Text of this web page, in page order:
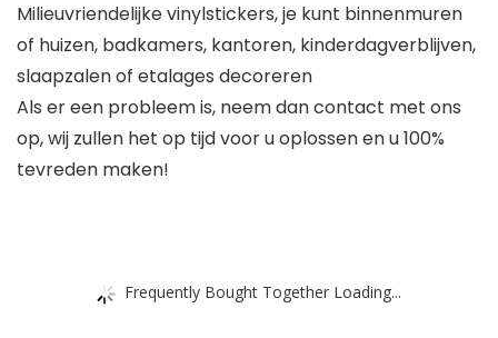
Milieuvriendelijke vinylstickers, je kunt binnenmuren
of huizen, badkamers, kantoren, kinderdagverblijven,
slaapzalen of etalages decoreren
Als er een probleem is, neem dan contact met ons
op, wij zullen het op tijd voor u oplossen en u 100%
tevreden maken!
Frequently Bought Together Loading...